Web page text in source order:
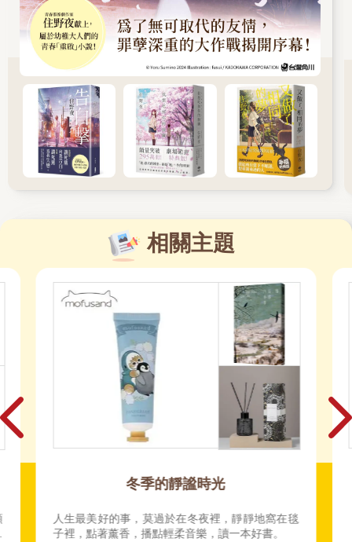
相關主題
冬季的靜謐時光
人生最美好的事，莫過於在冬夜裡，靜靜地窩在毯
子裡，點著薰香，播點輕柔音樂，讀一本好書。